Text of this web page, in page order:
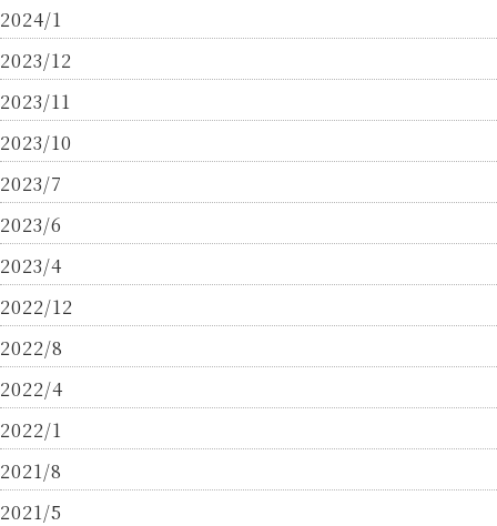
2024/1
2023/12
2023/11
2023/10
2023/7
2023/6
2023/4
2022/12
2022/8
2022/4
2022/1
2021/8
2021/5